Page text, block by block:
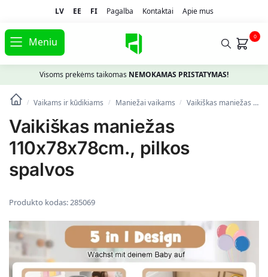
LV EE FI Pagalba Kontaktai Apie mus
Meniu 0
Visoms prekėms taikomas NEMOKAMAS PRISTATYMAS!
/ Vaikams ir kūdikiams / Maniežai vaikams / Vaikiškas maniežas 110x78x78cm., pilkos spalvos
Vaikiškas maniežas
110x78x78cm., pilkos
spalvos
Produkto kodas:285069